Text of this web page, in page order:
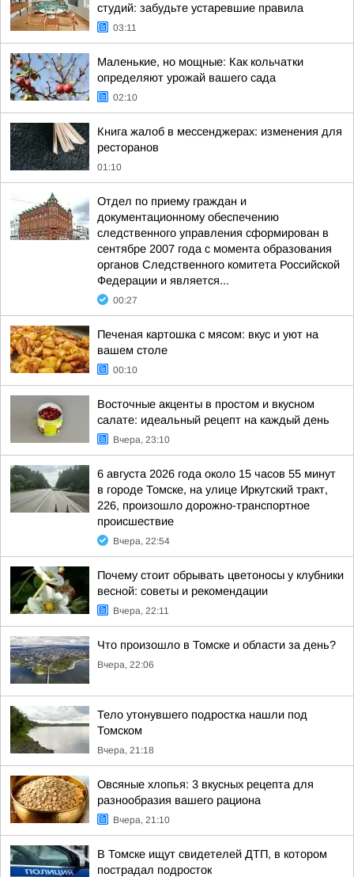
студий: забудьте устаревшие правила
03:11
Маленькие, но мощные: Как кольчатки
определяют урожай вашего сада
02:10
Книга жалоб в мессенджерах: изменения для
ресторанов
01:10
Отдел по приему граждан и
документационному обеспечению
следственного управления сформирован в
сентябре 2007 года с момента образования
органов Следственного комитета Российской
Федерации и является...
00:27
Печеная картошка с мясом: вкус и уют на
вашем столе
00:10
Восточные акценты в простом и вкусном
салате: идеальный рецепт на каждый день
Вчера, 23:10
6 августа 2026 года около 15 часов 55 минут
в городе Томске, на улице Иркутский тракт,
226, произошло дорожно-транспортное
происшествие
Вчера, 22:54
Почему стоит обрывать цветоносы у клубники
весной: советы и рекомендации
Вчера, 22:11
Что произошло в Томске и области за день?
Вчера, 22:06
Тело утонувшего подростка нашли под
Томском
Вчера, 21:18
Овсяные хлопья: 3 вкусных рецепта для
разнообразия вашего рациона
Вчера, 21:10
В Томске ищут свидетелей ДТП, в котором
пострадал подросток